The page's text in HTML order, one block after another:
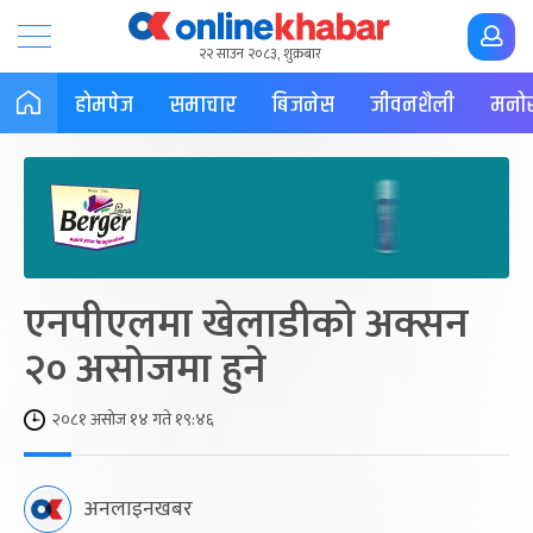
२२ साउन २०८३, शुक्रबार
होमपेज समाचार बिजनेस जीवनशैली
एनपीएलमा खेलाडीको अक्सन
२० असोजमा हुने
२०८१ असोज १४ गते १९:४६
अनलाइनखबर